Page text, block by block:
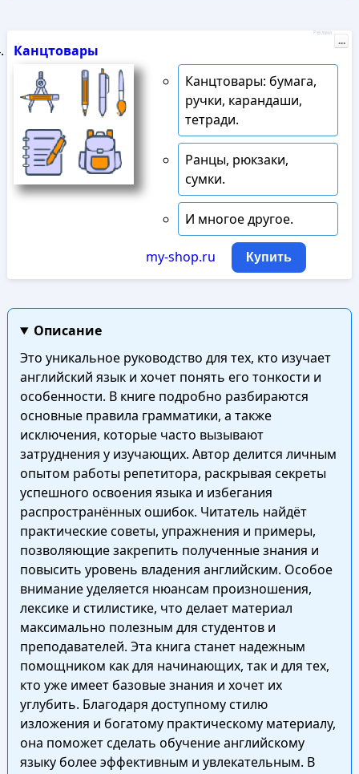
Канцтовары
Канцтовары: бумага,
ручки, карандаши,
тетради.
Ранцы, рюкзаки,
сумки.
И многое другое.
my-shop.ru Купить
Реклама
...
Описание
Это уникальное руководство для тех, кто изучает
английский язык и хочет понять его тонкости и
особенности. В книге подробно разбираются
основные правила грамматики, а также
исключения, которые часто вызывают
затруднения у изучающих. Автор делится личным
опытом работы репетитора, раскрывая секреты
успешного освоения языка и избегания
распространённых ошибок. Читатель найдёт
практические советы, упражнения и примеры,
позволяющие закрепить полученные знания и
повысить уровень владения английским. Особое
внимание уделяется нюансам произношения,
лексике и стилистике, что делает материал
максимально полезным для студентов и
преподавателей. Эта книга станет надежным
помощником как для начинающих, так и для тех,
кто уже имеет базовые знания и хочет их
углубить. Благодаря доступному стилю
изложения и богатому практическому материалу,
она поможет сделать обучение английскому
языку более эффективным и увлекательным. В